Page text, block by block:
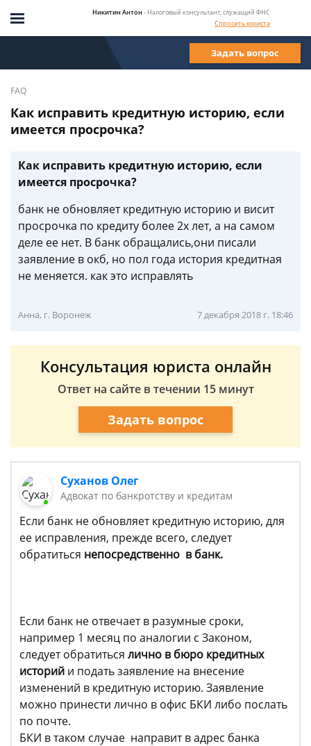
Никитин Антон - Налоговый консультант, служащий ФНС
Спросить юриста
Задать вопрос
FAQ
Как исправить кредитную историю, если
имеется просрочка?
Как исправить кредитную историю, если
имеется просрочка?
банк не обновляет кредитную историю и висит
просрочка по кредиту более 2х лет, а на самом
деле ее нет. В банк обращались,они писали
заявление в окб, но пол года история кредитная
не меняется. как это исправлять
Анна, г. Воронеж 7 декабря 2018 г. 18:46
Консультация юриста онлайн
Ответ на сайте в течении 15 минут
Задать вопрос
Суханов Олег
Адвокат по банкротству и кредитам
Если банк не обновляет кредитную историю, для
ее исправления, прежде всего, следует
обратиться непосредственно в банк.
Если банк не отвечает в разумные сроки,
например 1 месяц по аналогии с Законом,
следует обратиться лично в бюро кредитных
историй и подать заявление на внесение
изменений в кредитную историю. Заявление
можно принести лично в офис БКИ либо послать
по почте.
БКИ в таком случае направит в адрес банка